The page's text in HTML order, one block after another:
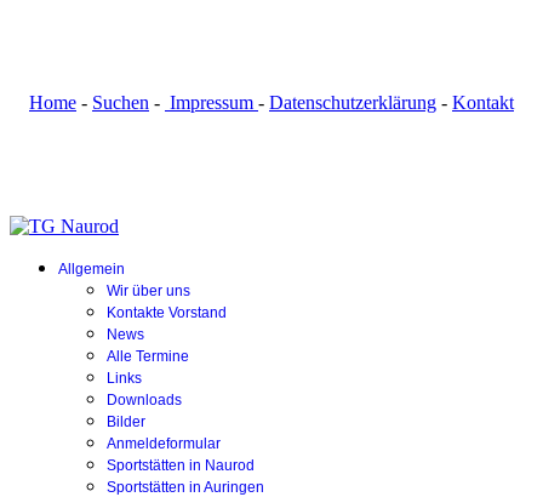
Home - Suchen - Impressum - Datenschutzerklärung - Kontakt
Allgemein
Wir über uns
Kontakte Vorstand
News
Alle Termine
Links
Downloads
Bilder
Anmeldeformular
Sportstätten in Naurod
Sportstätten in Auringen